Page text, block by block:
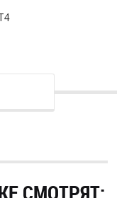
СМОТРЯТ: